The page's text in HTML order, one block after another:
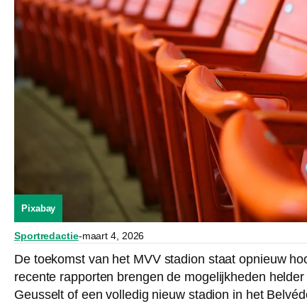
Pixabay
Sportredactie-maart 4, 2026
De toekomst van het MVV stadion staat opnieuw
recente rapporten brengen de mogelijkheden
Geusselt of een volledig nieuw stadion in het